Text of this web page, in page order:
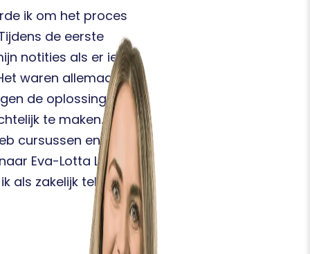
ik om het proces
de eerste
notities als er iets
waren allemaal
de oplossingen. Het
te maken.Dus
cursussen en
Eva-Lotta Lamm –
als zakelijk tekenaar